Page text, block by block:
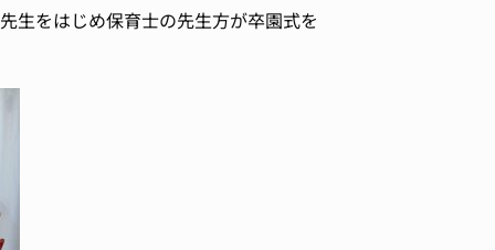
生をはじめ保育士の先生方が卒園式を